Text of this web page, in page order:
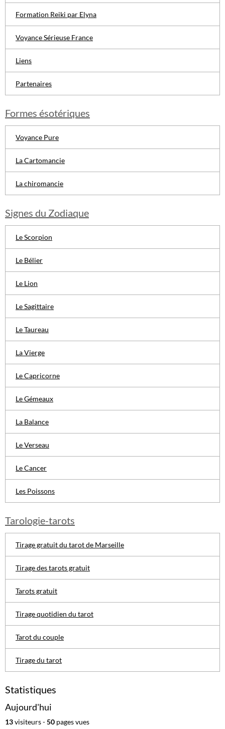
Formation Reiki par Elyna
Voyance Sérieuse France
Liens
Partenaires
Formes ésotériques
Voyance Pure
La Cartomancie
La chiromancie
Signes du Zodiaque
Le Scorpion
Le Bélier
Le Lion
Le Sagittaire
Le Taureau
La Vierge
Le Capricorne
Le Gémeaux
La Balance
Le Verseau
Le Cancer
Les Poissons
Tarologie-tarots
Tirage gratuit du tarot de Marseille
Tirage des tarots gratuit
Tarots gratuit
Tirage quotidien du tarot
Tarot du couple
Tirage du tarot
Statistiques
Aujourd'hui
13visiteurs -50 pages vues